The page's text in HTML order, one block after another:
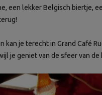
een lekker Belgisch biertje,
kan je terecht in Grand Café
je geniet van de sfeer van de